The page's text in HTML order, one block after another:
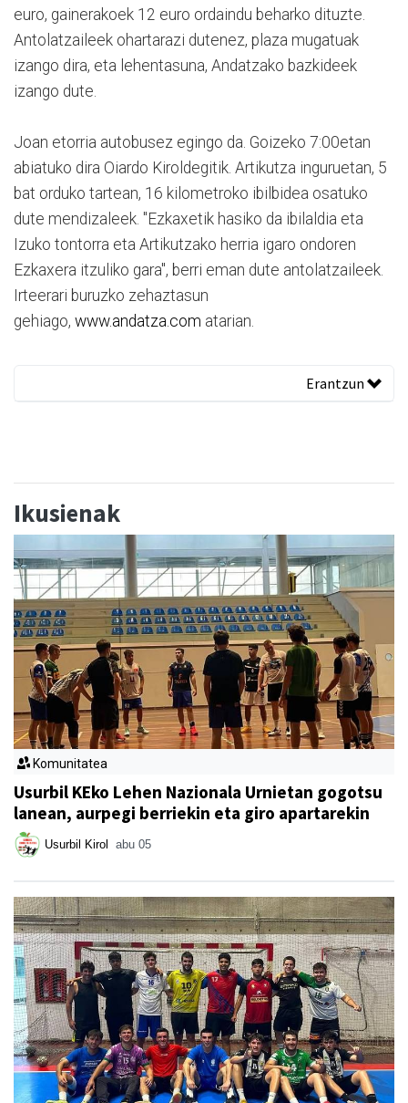
euro, gainerakoek 12 euro ordaindu beharko dituzte.
Antolatzaileek ohartarazi dutenez, plaza mugatuak
izango dira, eta lehentasuna, Andatzako bazkideek
izango dute.
Joan etorria autobusez egingo da. Goizeko 7:00etan
abiatuko dira Oiardo Kiroldegitik. Artikutza inguruetan, 5
bat orduko tartean, 16 kilometroko ibilbidea osatuko
dute mendizaleek. "Ezkaxetik hasiko da ibilaldia eta
Izuko tontorra eta Artikutzako herria igaro ondoren
Ezkaxera itzuliko gara", berri eman dute antolatzaileek.
Irteerari buruzko zehaztasun
gehiago, www.andatza.com atarian.
Erantzun
Ikusienak
Komunitatea
Usurbil KEko Lehen Nazionala Urnietan gogotsu
lanean, aurpegi berriekin eta giro apartarekin
Usurbil Kirol abu 05